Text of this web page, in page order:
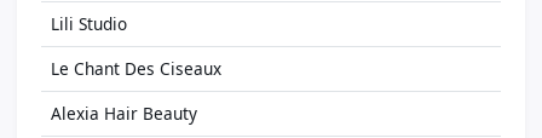
Lili Studio
Le Chant Des Ciseaux
Alexia Hair Beauty